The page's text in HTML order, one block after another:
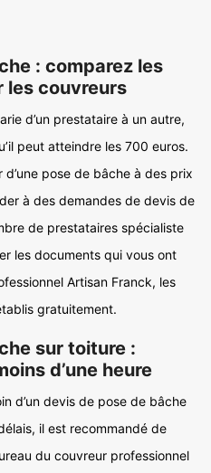
: comparez les
les couvreurs
d’un prestataire à un autre,
peut atteindre les 700 euros.
pose de bâche à des prix
à des demandes de devis de
de prestataires spécialiste
les documents qui vous ont
Artisan Franck, les
gratuitement.
sur toiture :
d’une heure
d’un devis de pose de bâche
il est recommandé de
du couvreur professionnel